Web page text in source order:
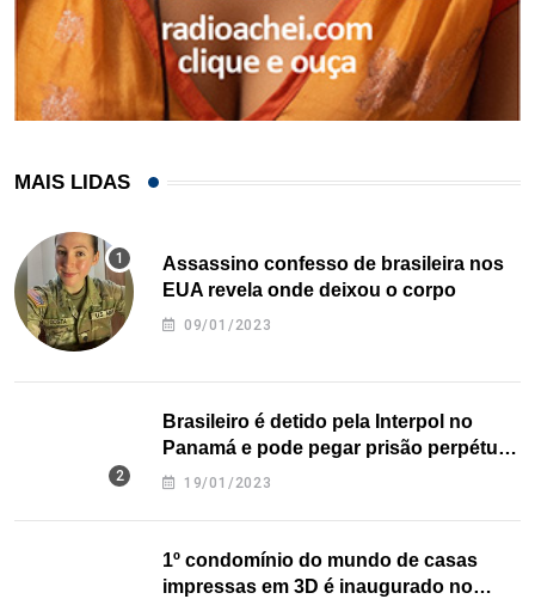
MAIS LIDAS
Assassino confesso de brasileira nos
EUA revela onde deixou o corpo
09/01/2023
Brasileiro é detido pela Interpol no
Panamá e pode pegar prisão perpétua
nos EUA
19/01/2023
1º condomínio do mundo de casas
impressas em 3D é inaugurado no